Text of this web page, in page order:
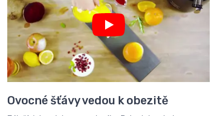
Ovocné šťávy vedou k obezitě